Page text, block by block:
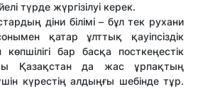
түрде жүргізілуі керек.
діни білімі – бұл тек рухани
қатар ұлттық қауіпсіздік
бар басқа посткеңестік
Қазақстан да жас ұрпақтың
күрестің алдыңғы шебінде тұр.